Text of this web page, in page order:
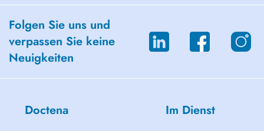
Folgen Sie uns und
verpassen Sie keine
Neuigkeiten
Doctena Im Dienst